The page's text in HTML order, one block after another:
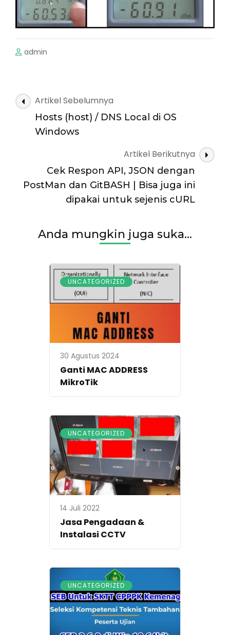
admin
Navigasi
Artikel
Artikel Sebelumnya
Hosts (host) / DNS Local di OS
Windows
Artikel Berikutnya
Cek Respon API, JSON dengan
PostMan dan GitBASH | Bisa juga ini
dipakai untuk sejenis cURL
Anda mungkin juga suka...
UNCATEGORIZED
30 Agustus 2024
Ganti MAC ADDRESS
MikroTik
UNCATEGORIZED
14 Juli 2022
Jasa Pengadaan &
Instalasi CCTV
UNCATEGORIZED